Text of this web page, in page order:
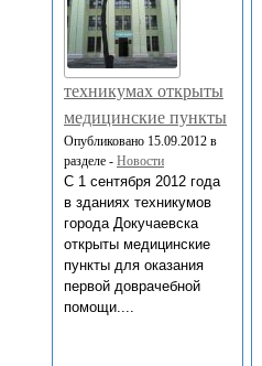
техникумах открыты
медицинские пункты
Опубликовано 15.09.2012 в
разделе - Новости
С 1 сентября 2012 года
в зданиях техникумов
города Докучаевска
открыты медицинские
пункты для оказания
первой доврачебной
помощи....